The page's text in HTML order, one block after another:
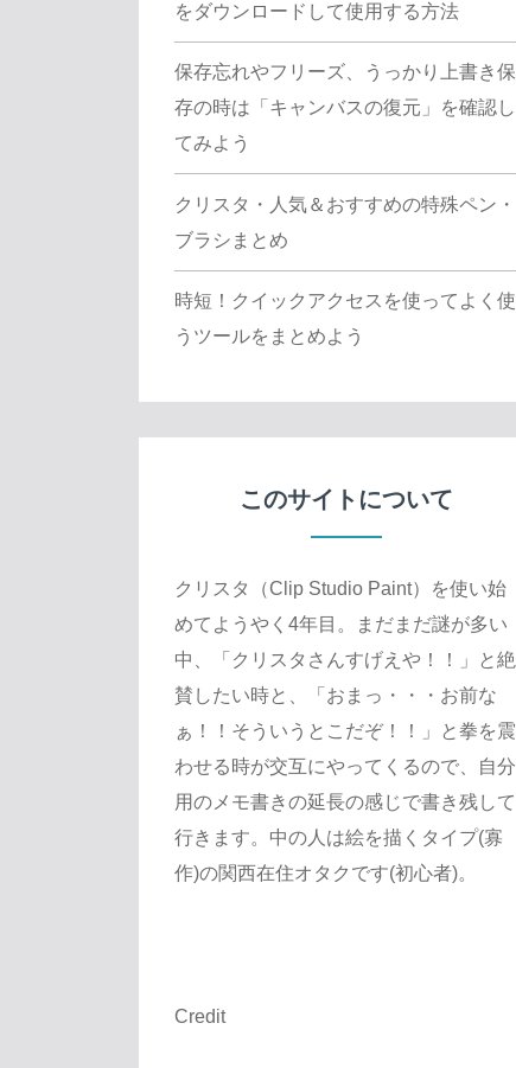
をダウンロードして使用する方法
保存忘れやフリーズ、うっかり上書き保
存の時は「キャンバスの復元」を確認し
てみよう
クリスタ・人気＆おすすめの特殊ペン・
ブラシまとめ
時短！クイックアクセスを使ってよく使
うツールをまとめよう
このサイトについて
クリスタ（Clip Studio Paint）を使い始
めてようやく4年目。まだまだ謎が多い
中、「クリスタさんすげえや！！」と絶
賛したい時と、「おまっ・・・お前な
ぁ！！そういうとこだぞ！！」と拳を震
わせる時が交互にやってくるので、自分
用のメモ書きの延長の感じで書き残して
行きます。中の人は絵を描くタイプ(寡
作)の関西在住オタクです(初心者)。
Credit